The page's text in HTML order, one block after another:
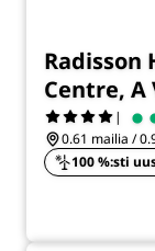
Radisson
Centre,
|
0.61 mailia /
100 %:sti